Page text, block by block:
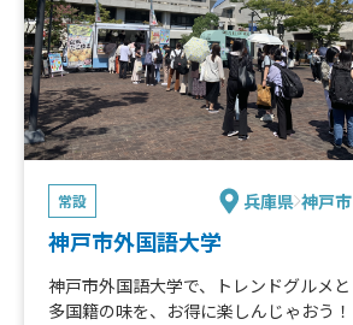
常設 兵庫県 神戸市
神戸市外国語大学
神戸市外国語大学で、トレンドグルメと
多国籍の味を、お得に楽しんじゃおう！